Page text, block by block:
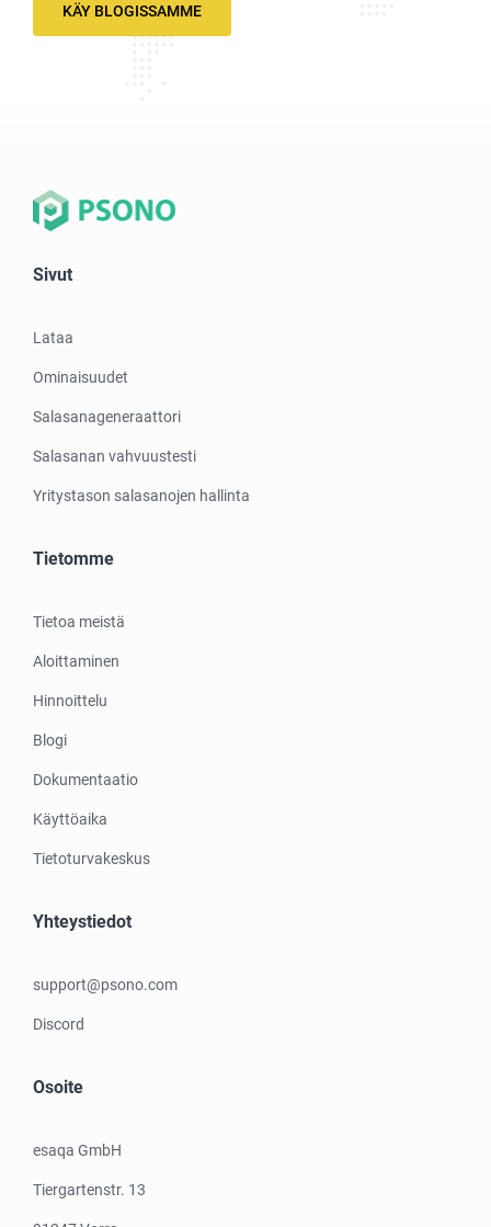
KÄY BLOGISSAMME
Sivut
Lataa
Ominaisuudet
Salasanageneraattori
Salasanan vahvuustesti
Yritystason salasanojen hallinta
Tietomme
Tietoa meistä
Aloittaminen
Hinnoittelu
Blogi
Dokumentaatio
Käyttöaika
Tietoturvakeskus
Yhteystiedot
support@psono.com
Discord
Osoite
esaqa GmbH
Tiergartenstr. 13